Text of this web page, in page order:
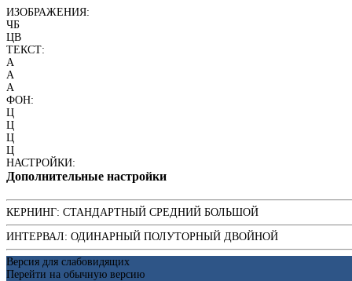
ИЗОБРАЖЕНИЯ:
ЧБ
ЦВ
ТЕКСТ:
A
A
A
ФОН:
Ц
Ц
Ц
Ц
НАСТРОЙКИ:
Дополнительные настройки
КЕРНИНГ: СТАНДАРТНЫЙ СРЕДНИЙ БОЛЬШОЙ
ИНТЕРВАЛ: ОДИНАРНЫЙ ПОЛУТОРНЫЙ ДВОЙНОЙ
Версия для слабовидящих
Перейти на обычную версию